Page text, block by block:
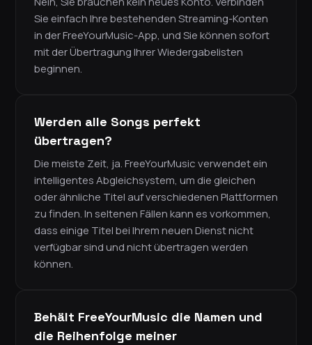
Sie einfach Ihre bestehenden Streaming-Konten
in der FreeYourMusic-App, und Sie können sofort
mit der Übertragung Ihrer Wiedergabelisten
beginnen.
Werden alle Songs perfekt
übertragen?
Die meiste Zeit, ja. FreeYourMusic verwendet ein
intelligentes Abgleichsystem, um die gleichen
oder ähnliche Titel auf verschiedenen Plattformen
zu finden. In seltenen Fällen kann es vorkommen,
dass einige Titel bei Ihrem neuen Dienst nicht
verfügbar sind und nicht übertragen werden
können.
Behält FreeYourMusic die Namen und
die Reihenfolge meiner